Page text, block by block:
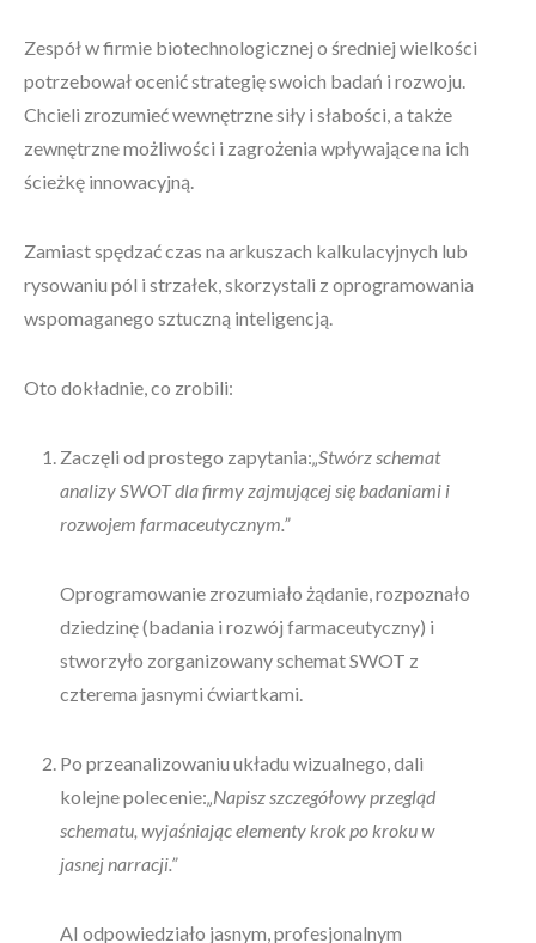
Zespół w firmie biotechnologicznej o średniej wielkości
potrzebował ocenić strategię swoich badań i rozwoju.
Chcieli zrozumieć wewnętrzne siły i słabości, a także
zewnętrzne możliwości i zagrożenia wpływające na ich
ścieżkę innowacyjną.
Zamiast spędzać czas na arkuszach kalkulacyjnych lub
rysowaniu pól i strzałek, skorzystali z oprogramowania
wspomaganego sztuczną inteligencją.
Oto dokładnie, co zrobili:
Zaczęli od prostego zapytania: „Stwórz schemat
analizy SWOT dla firmy zajmującej się badaniami i
rozwojem farmaceutycznym.”
Oprogramowanie zrozumiało żądanie, rozpoznało
dziedzinę (badania i rozwój farmaceutyczny) i
stworzyło zorganizowany schemat SWOT z
czterema jasnymi ćwiartkami.
Po przeanalizowaniu układu wizualnego, dali
kolejne polecenie: „Napisz szczegółowy przegląd
schematu, wyjaśniając elementy krok po kroku w
jasnej narracji.”
AI odpowiedziało jasnym, profesjonalnym